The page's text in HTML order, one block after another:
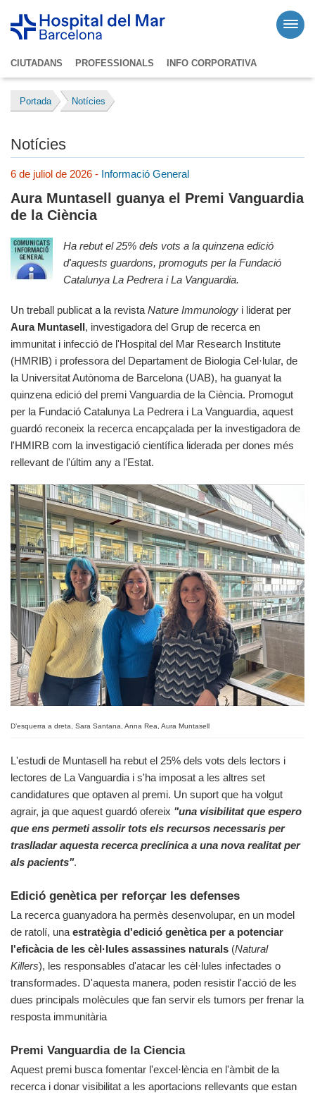
CIUTADANS PROFESSIONALS INFO CORPORATIVA
Portada Notícies
Notícies
6 de juliol de 2026 - Informació General
Aura Muntasell guanya el Premi Vanguardia
de la Ciència
Ha rebut el 25% dels vots a la quinzena edició
d'aquests guardons, promoguts per la Fundació
Catalunya La Pedrera i La Vanguardia.
Un treball publicat a la revista Nature Immunology i liderat per
Aura Muntasell, investigadora del Grup de recerca en
immunitat i infecció de l'Hospital del Mar Research Institute
(HMRIB) i professora del Departament de Biologia Cel·lular, de
la Universitat Autònoma de Barcelona (UAB), ha guanyat la
quinzena edició del premi Vanguardia de la Ciència. Promogut
per la Fundació Catalunya La Pedrera i La Vanguardia, aquest
guardó reconeix la recerca encapçalada per la investigadora de
l'HMIRB com la investigació científica liderada per dones més
rellevant de l'últim any a l'Estat.
D’esquerra a dreta, Sara Santana, Anna Rea, Aura Muntasell
L'estudi de Muntasell ha rebut el 25% dels vots dels lectors i
lectores de La Vanguardia i s'ha imposat a les altres set
candidatures que optaven al premi. Un suport que ha volgut
agrair, ja que aquest guardó ofereix "una visibilitat que espero
que ens permeti assolir tots els recursos necessaris per
traslladar aquesta recerca preclínica a una nova realitat per
als pacients".
Edició genètica per reforçar les defenses
La recerca guanyadora ha permès desenvolupar, en un model
de ratolí, una estratègia d'edició genètica per a potenciar
l'eficàcia de les cèl·lules assassines naturals (Natural
Killers), les responsables d'atacar les cèl·lules infectades o
transformades. D'aquesta manera, poden resistir l'acció de les
dues principals molècules que fan servir els tumors per frenar la
resposta immunitària
Premi Vanguardia de la Ciencia
Aquest premi busca fomentar l'excel·lència en l'àmbit de la
recerca i donar visibilitat a les aportacions rellevants que estan